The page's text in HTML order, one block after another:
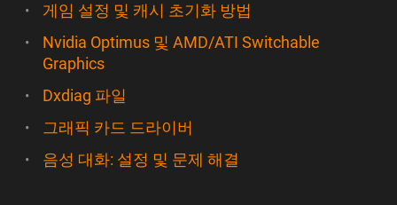
게임 설정 및 캐시 초기화 방법
Nvidia Optimus 및 AMD/ATI Switchable
Graphics
Dxdiag 파일
그래픽 카드 드라이버
음성 대화: 설정 및 문제 해결